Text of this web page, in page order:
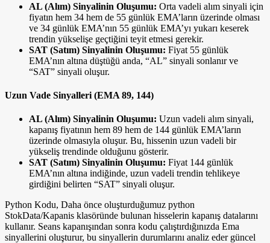
AL (Alım) Sinyalinin Oluşumu: Orta vadeli alım sinyali için
fiyatın hem 34 hem de 55 günlük EMA’ların üzerinde olması
ve 34 günlük EMA’nın 55 günlük EMA’yı yukarı keserek
trendin yükselişe geçtiğini teyit etmesi gerekir.
SAT (Satım) Sinyalinin Oluşumu: Fiyat 55 günlük
EMA’nın altına düştüğü anda, “AL” sinyali sonlanır ve
“SAT” sinyali oluşur.
Uzun Vade Sinyalleri (EMA 89, 144)
AL (Alım) Sinyalinin Oluşumu: Uzun vadeli alım sinyali,
kapanış fiyatının hem 89 hem de 144 günlük EMA’ların
üzerinde olmasıyla oluşur. Bu, hissenin uzun vadeli bir
yükseliş trendinde olduğunu gösterir.
SAT (Satım) Sinyalinin Oluşumu: Fiyat 144 günlük
EMA’nın altına indiğinde, uzun vadeli trendin tehlikeye
girdiğini belirten “SAT” sinyali oluşur.
Python Kodu, Daha önce oluşturduğumuz python
StokData/Kapanis klasöründe bulunan hisselerin kapanış datalarını
kullanır. Seans kapanışından sonra kodu çalıştırdığınızda Ema
sinyallerini oluşturur, bu sinyallerin durumlarını analiz eder güncel